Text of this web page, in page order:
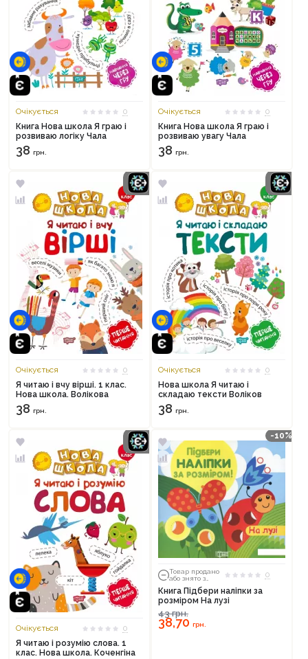
Очікується
0
Книга Нова школа Я граю і
розвиваю логіку Чала
38 грн.
Очікується
0
Книга Нова школа Я граю і
розвиваю увагу Чала
38 грн.
Очікується
0
Я читаю і вчу вірші. 1 клас.
Нова школа. Волікова
38 грн.
Очікується
0
Нова школа Я читаю і
складаю тексти Воліков
38 грн.
Очікується
0
Я читаю і розумію слова. 1
клас. Нова школа. Коченгіна
-10%
Товар продано
або знято з
0
Книга Підбери наліпки за
розміром На лузі
43грн.
38,70 грн.